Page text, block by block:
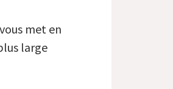
met en
large